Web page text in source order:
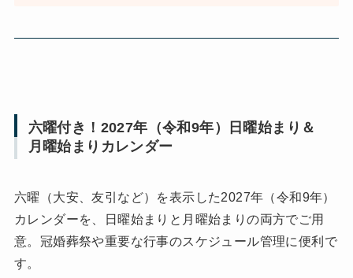
六曜付き！2027年（令和9年）日曜始まり＆
月曜始まりカレンダー
六曜（大安、友引など）を表示した2027年（令和9年）
カレンダーを、日曜始まりと月曜始まりの両方でご用
意。冠婚葬祭や重要な行事のスケジュール管理に便利で
す。